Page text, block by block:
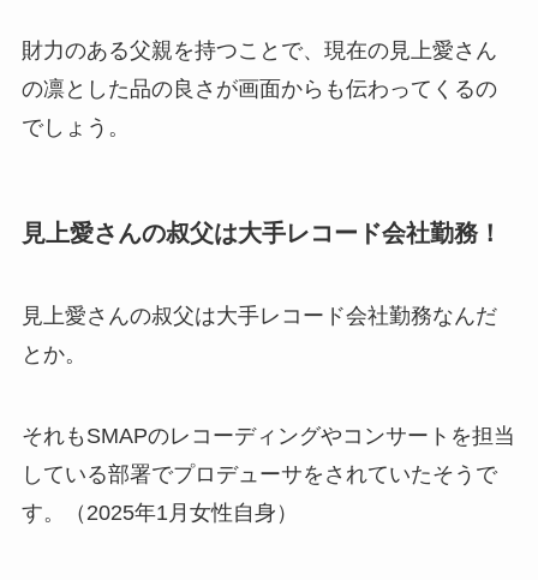
財力のある父親を持つことで、現在の見上愛さん
の凛とした品の良さが画面からも伝わってくるの
でしょう。
見上愛さんの叔父は大手レコード会社勤務！
見上愛さんの叔父は大手レコード会社勤務なんだ
とか。
それもSMAPのレコーディングやコンサートを担当
している部署でプロデューサをされていたそうで
す。（2025年1月女性自身）